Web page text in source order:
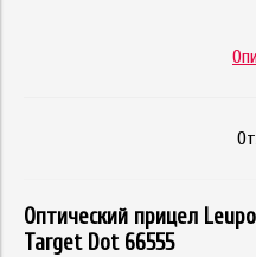
Оптический прицел
Target Dot 66555